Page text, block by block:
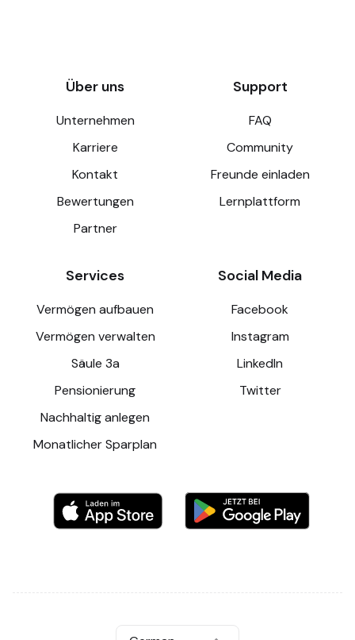
Über uns
Unternehmen
Karriere
Kontakt
Bewertungen
Partner
Support
FAQ
Community
Freunde einladen
Lernplattform
Services
Vermögen aufbauen
Vermögen verwalten
Säule 3a
Pensionierung
Nachhaltig anlegen
Monatlicher Sparplan
Social Media
Facebook
Instagram
LinkedIn
Twitter